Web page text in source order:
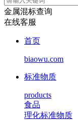
金属混标查询
在线客服
首页
biaowu.com
标准物质
products
食品
理化标准物质